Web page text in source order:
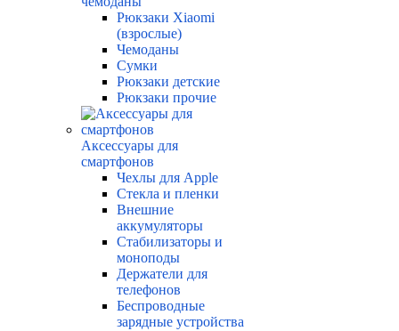
Рюкзаки Xiaomi
(взрослые)
Чемоданы
Сумки
Рюкзаки детские
Рюкзаки прочие
Аксессуары для
смартфонов
Чехлы для Apple
Стекла и пленки
Внешние
аккумуляторы
Стабилизаторы и
моноподы
Держатели для
телефонов
Беспроводные
зарядные устройства